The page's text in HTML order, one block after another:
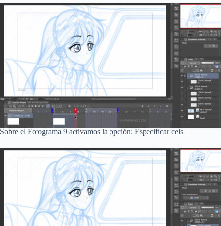
Sobre el Fotograma 9 activamos la opción: Especificar cels